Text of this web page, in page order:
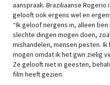
aanspraak. Braziliaanse
gelooft ook ergens wel en
“Ik geloof nergens in, alleen
slechte dingen mogen doen,
mishandelen, mensen pesten.
mogen omdat ik het gwn zielig
Ze gelooft niet in geesten,
film heeft gezien.